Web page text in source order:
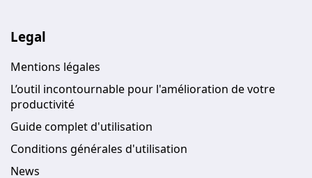
Legal
Mentions légales
L’outil incontournable pour l'amélioration de votre
productivité
Guide complet d'utilisation
Conditions générales d'utilisation
News